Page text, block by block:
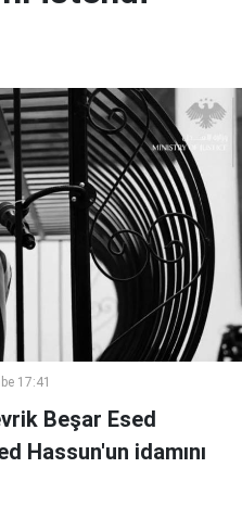
17:41
Beşar Esed
Hassun'un idamını